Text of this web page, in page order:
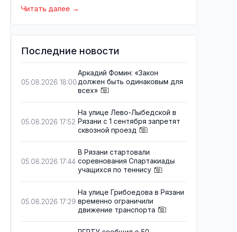
Читать далее
Последние новости
05.08.2026 18:00
Аркадий Фомин: «Закон
должен быть одинаковым для
всех»
05.08.2026 17:52
На улице Лево-Лыбедской в
Рязани с 1 сентября запретят
сквозной проезд
05.08.2026 17:44
В Рязани стартовали
соревнования Спартакиады
учащихся по теннису
05.08.2026 17:29
На улице Грибоедова в Рязани
временно ограничили
движение транспорта